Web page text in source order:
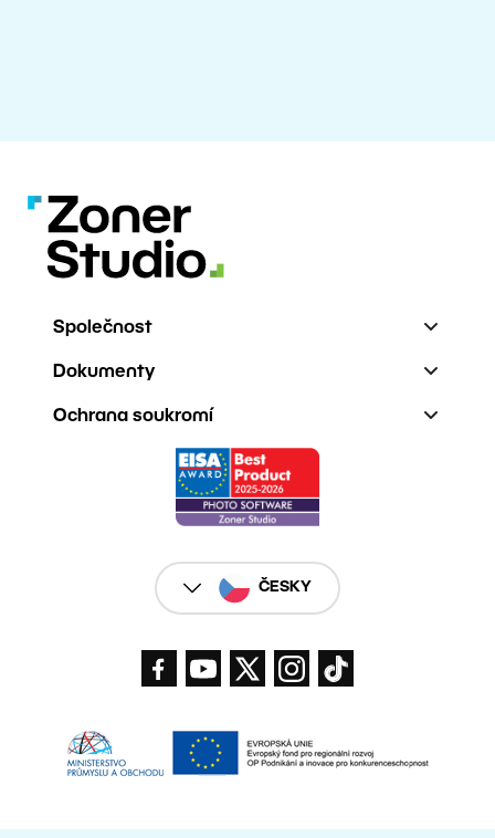
Společnost
Dokumenty
Ochrana soukromí
ČESKY